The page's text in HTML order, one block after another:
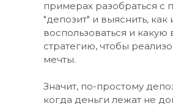
примерах разобраться с
"депозит" и выяснить, как
воспользоваться и какую
стратегию, чтобы
мечты.
Значит, по-простому
когда деньги лежат не